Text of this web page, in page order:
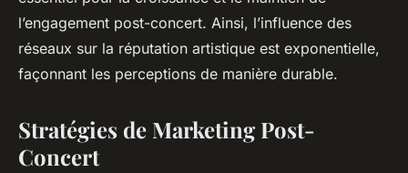
l’engagement post-concert. Ainsi, l’influence des
réseaux sur la réputation artistique est exponentielle,
façonnant les perceptions de manière durable.
Stratégies de Marketing Post-
Concert